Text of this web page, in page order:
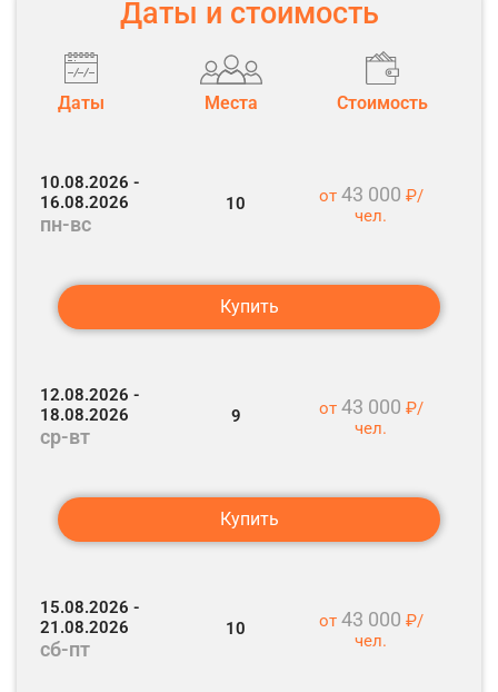
Экскурсия «История средневековых городов:
Фридланд и Гердауэн - Правдинск и
Железнодорожный»
жемчужины Балтийского побережья»
Даты и стоимость
Даты Места Стоимость
10.08.2026 -
16.08.2026
пн-вс
10 от 43 000 ₽/
чел.
Купить
12.08.2026 -
18.08.2026
ср-вт
9 от 43 000 ₽/
чел.
Купить
15.08.2026 -
21.08.2026
сб-пт
10 от 43 000 ₽/
чел.